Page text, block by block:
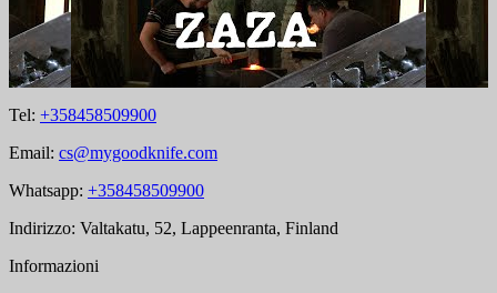
Tel: +358458509900
Email: cs@mygoodknife.com
Whatsapp: +358458509900
Indirizzo: Valtakatu, 52, Lappeenranta, Finland
Informazioni